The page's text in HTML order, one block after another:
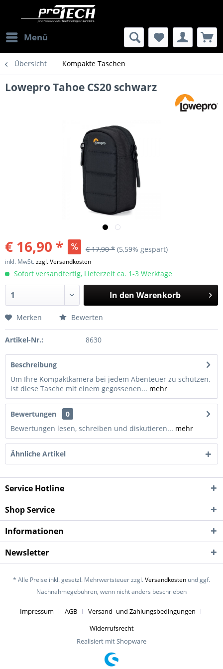
Menü
Übersicht Kompakte Taschen
Lowepro Tahoe CS20 schwarz
€ 16,90 * € 17,90 * (5,59% gespart)
inkl. MwSt.zzgl. Versandkosten
Sofort versandfertig, Lieferzeit ca. 1-3 Werktage
In den Warenkorb
Merken Bewerten
Artikel-Nr.: 8630
Beschreibung
Um Ihre Kompaktkamera bei jedem Abenteuer zu schützen,
ist diese Tasche mit einem gegossenen... mehr
Bewertungen
0
Bewertungen lesen, schreiben und diskutieren... mehr
Ähnliche Artikel
Service Hotline
Shop Service
Informationen
Newsletter
* Alle Preise inkl. gesetzl. Mehrwertsteuer zzgl.Versandkosten und ggf.
Nachnahmegebühren, wenn nicht anders beschrieben
Impressum AGB
Versand- und Zahlungsbedingungen
Widerrufsrecht
Realisiert mit Shopware